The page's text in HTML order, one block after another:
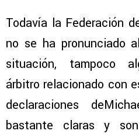
Todavía la Federación
no se ha pronunciado
situación, tampoco
árbitro relacionado con
declaraciones
bastante claras y